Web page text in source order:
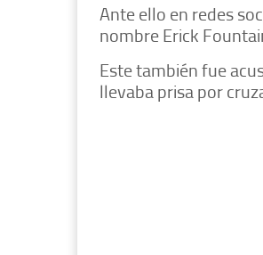
Ante ello en redes
nombre Erick
Este también fue
llevaba prisa por